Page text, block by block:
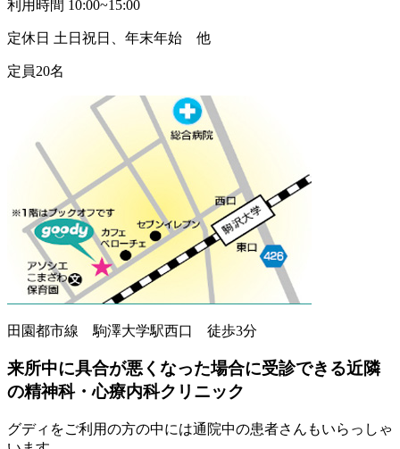
利用時間 10:00~15:00
定休日 土日祝日、年末年始 他
定員20名
田園都市線 駒澤大学駅西口 徒歩3分
来所中に具合が悪くなった場合に受診できる近隣
の精神科・心療内科クリニック
グディをご利用の方の中には通院中の患者さんもいらっしゃ